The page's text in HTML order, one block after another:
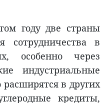
году две страны
сотрудничества в
особенно через
индустриальные
в других
кредиты,